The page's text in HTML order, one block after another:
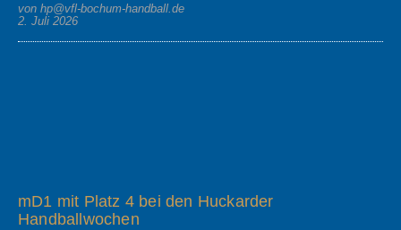
von hp@vfl-bochum-handball.de
2. Juli 2026
mD1 mit Platz 4 bei den Huckarder
Handballwochen